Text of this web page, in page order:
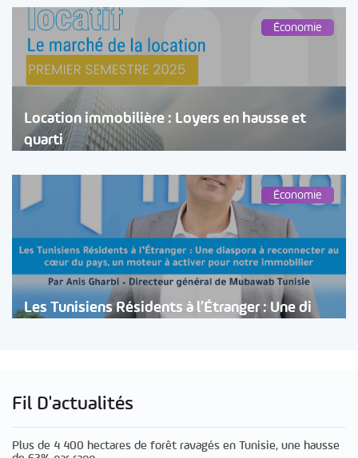
Économie
Location immobilière : Loyers en hausse et
quarti
Économie
Les Tunisiens Résidents à l’Étranger : Une di
Fil D'actualités
Plus de 4 400 hectares de forêt ravagés en Tunisie, une hausse